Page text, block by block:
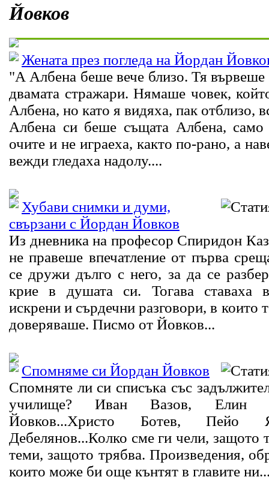
Йовков
Жената през погледа на Йордан
"А Албена беше вече близо. Тя вървеше
двамата стражари. Нямаше човек,
Албена, но като я видяха, пак отблизо,
Албена си беше същата Албена,
очите и не играеха, както по-рано, а
вежди гледаха надолу....
Хубави снимки и думи,
свързани с Йордан Йовков
Из дневника на професор Спиридон
не правеше впечатление от първа
се дружи дълго с него, за да се
крие в душата си. Тогава ставаха
искрени и сърдечни разговори, в които
доверяваше. Писмо от Йовков...
Спомняме си Йордан Йовков
Спомняте ли си списъка със
училище? Иван Вазов, Елин
Йовков...Христо Ботев, Пейо
Дебелянов...Колко сме ги чели, защото
теми, защото трябва. Произведения,
които може би още кънтят в главите